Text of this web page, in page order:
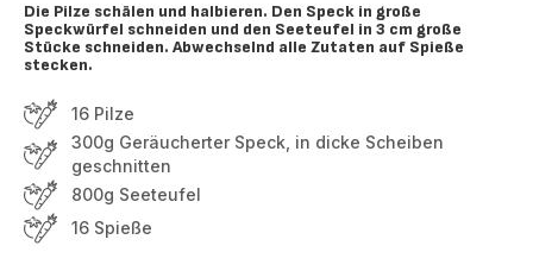
Die Pilze schälen und halbieren. Den Speck in große
Speckwürfel schneiden und den Seeteufel in 3 cm große
Stücke schneiden. Abwechselnd alle Zutaten auf Spieße
stecken.
16 Pilze
300g Geräucherter Speck, in dicke Scheiben
geschnitten
800g Seeteufel
16 Spieße